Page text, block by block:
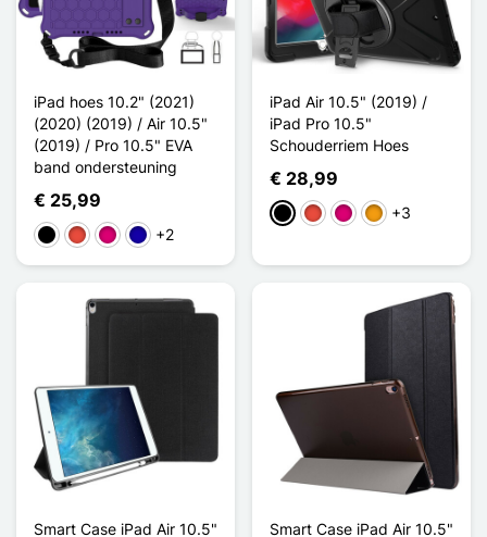
iPad hoes 10.2" (2021)
(2020) (2019) / Air 10.5"
(2019) / Pro 10.5" EVA
band ondersteuning
€ 25,99
ZwartRoodMagentaDonkerblauw
+2
iPad Air 10.5" (2019) /
iPad Pro 10.5"
Schouderriem Hoes
€ 28,99
ZwartRoodMagenta
Oranje
+3
Smart Case iPad Air 10.5" Smart Case iPad Air 10.5"